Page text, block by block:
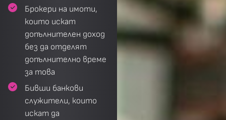
Брокери на имоти,
които искат
допълнителен доход
без да отделят
допълнително време
за това
Бивши банкови
служители, които
искат да